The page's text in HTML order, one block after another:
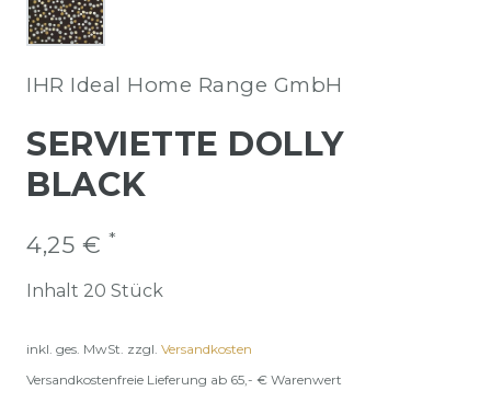
IHR Ideal Home Range GmbH
SERVIETTE DOLLY
BLACK
4,25 € *
Inhalt 20 Stück
inkl. ges. MwSt. zzgl. Versandkosten
Versandkostenfreie Lieferung ab 65,- € Warenwert